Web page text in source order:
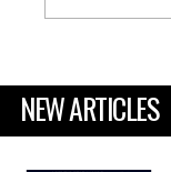
NEW ARTICLES